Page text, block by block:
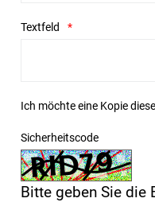
Textfeld
Ich möchte eine Kopie
Sicherheitscode
Bitte geben Sie die